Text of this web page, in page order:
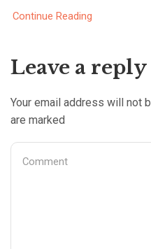
Continue Reading
Leave a reply
Your email address will not
are marked